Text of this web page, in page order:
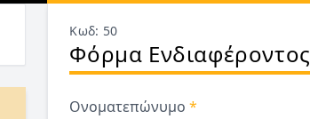
Κωδ: 50
Φόρμα Ενδιαφέροντος
Ονοματεπώνυμο*